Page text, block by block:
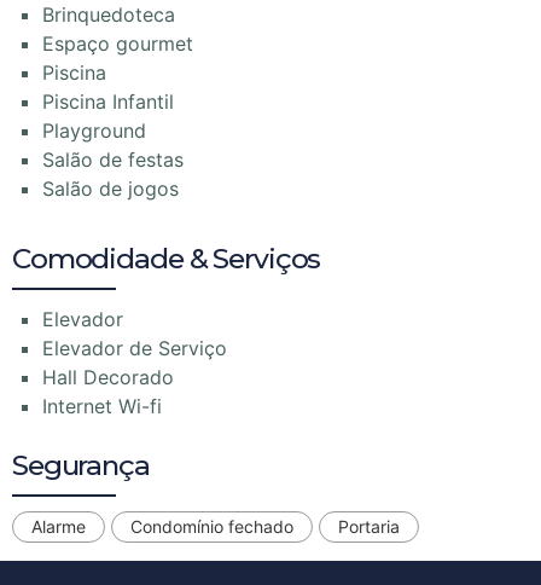
Brinquedoteca
Espaço gourmet
Piscina
Piscina Infantil
Playground
Salão de festas
Salão de jogos
Comodidade & Serviços
Elevador
Elevador de Serviço
Hall Decorado
Internet Wi-fi
Segurança
Alarme Condomínio fechado Portaria